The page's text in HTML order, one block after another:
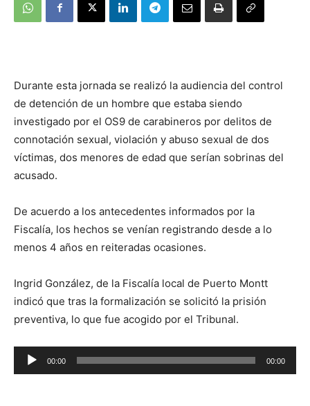
Durante esta jornada se realizó la audiencia del control
de detención de un hombre que estaba siendo
investigado por el OS9 de carabineros por delitos de
connotación sexual, violación y abuso sexual de dos
víctimas, dos menores de edad que serían sobrinas del
acusado.
De acuerdo a los antecedentes informados por la
Fiscalía, los hechos se venían registrando desde a lo
menos 4 años en reiteradas ocasiones.
Ingrid González, de la Fiscalía local de Puerto Montt
indicó que tras la formalización se solicitó la prisión
preventiva, lo que fue acogido por el Tribunal.
Reproductor
de
00:00 00:00